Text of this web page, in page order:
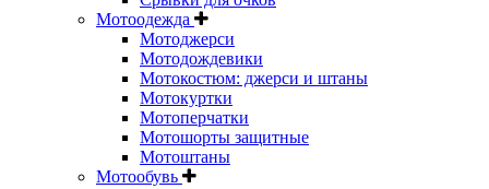
Мотоодежда
Мотоджерси
Мотодождевики
Мотокостюм: джерси и штаны
Мотокуртки
Мотоперчатки
Мотошорты защитные
Мотоштаны
Мотообувь